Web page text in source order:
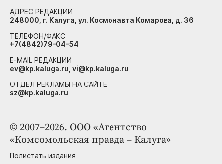
© 2007–2026. ООО «Агентство
«Комсомольская правда – Калуга»
Полистать издания
АДРЕС РЕДАКЦИИ
248000, г. Калуга, ул. Космонавта Комарова, д. 36
ТЕЛЕФОН/ФАКС
+7(4842)79-04-54
E-MAIL РЕДАКЦИИ
ev@kp.kaluga.ru, vi@kp.kaluga.ru
ОТДЕЛ РЕКЛАМЫ НА САЙТЕ
sz@kp.kaluga.ru